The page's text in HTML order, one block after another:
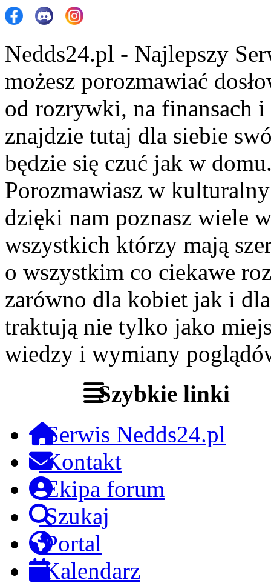
Nedds24.pl - Najlepszy
możesz porozmawiać
od rozrywki, na finansach
znajdzie tutaj dla siebie
będzie się czuć jak w
Porozmawiasz w
dzięki nam poznasz wiele
wszystkich którzy mają
o wszystkim co ciekawe
zarówno dla kobiet jak i
traktują nie tylko jako
wiedzy i wymiany
Szybkie linki
Serwis Nedds24.pl
Kontakt
Ekipa forum
Szukaj
Portal
Kalendarz